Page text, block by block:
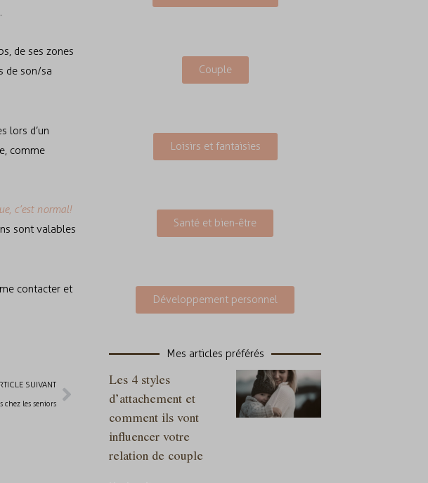
de ses zones
de son/sa
lors d’un
comme
c’est normal!
sont valables
contacter et
SUIVANT
chez les seniors
Couple
Loisirs et fantaisies
Santé et bien-être
Développement personnel
Mes articles préférés
Les 4 styles
d’attachement et
comment ils vont
influencer votre
relation de couple